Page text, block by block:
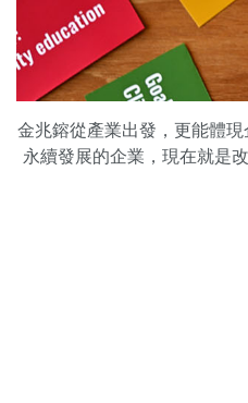
金兆鎔從產業出發，更能體
永續發展的企業，現在就是